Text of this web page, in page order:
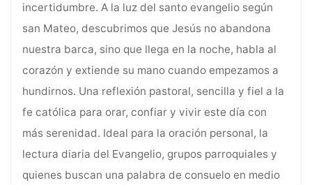
incertidumbre. A la luz del santo evangelio según
san Mateo, descubrimos que Jesús no abandona
nuestra barca, sino que llega en la noche, habla al
corazón y extiende su mano cuando empezamos a
hundirnos. Una reflexión pastoral, sencilla y fiel a la
fe católica para orar, confiar y vivir este día con
más serenidad. Ideal para la oración personal, la
lectura diaria del Evangelio, grupos parroquiales y
quienes buscan una palabra de consuelo en medio